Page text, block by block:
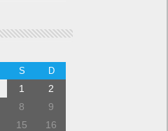
S D
1
2
8
9
15
16